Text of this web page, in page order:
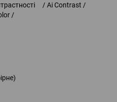
/ Ai Contrast /
/